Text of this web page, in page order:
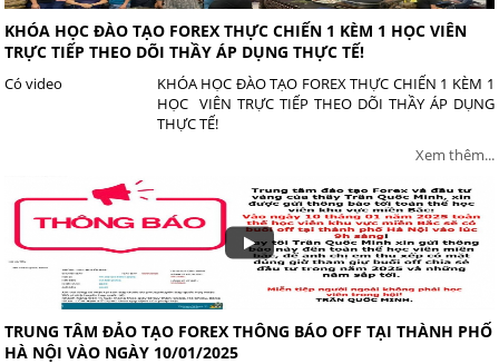
KHÓA HỌC ĐÀO TẠO FOREX THỰC CHIẾN 1 KÈM 1 HỌC VIÊN
TRỰC TIẾP THEO DÕI THẦY ÁP DỤNG THỰC TẾ!
KHÓA HỌC ĐÀO TẠO FOREX THỰC CHIẾN 1 KÈM 1
HỌC VIÊN TRỰC TIẾP THEO DÕI THẦY ÁP DỤNG
THỰC TẾ!
Có video
Xem thêm...
TRUNG TÂM ĐẢO TẠO FOREX THÔNG BÁO OFF TẠI THÀNH PHỐ
HÀ NỘI VÀO NGÀY 10/01/2025